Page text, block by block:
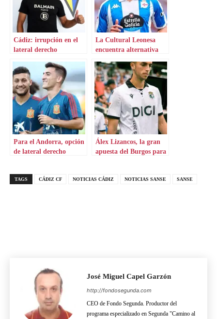
Cádiz: irrupción en el
lateral derecho
La Cultural Leonesa
encuentra alternativa
Para el Andorra, opción
de lateral derecho
Álex Lizancos, la gran
apuesta del Burgos para
TAGS CÁDIZ CF NOTICIAS CÁDIZ NOTICIAS SANSE SANSE
José Miguel Capel Garzón
http://fondosegunda.com
CEO de Fondo Segunda. Productor del
programa especializado en Segunda "Camino al